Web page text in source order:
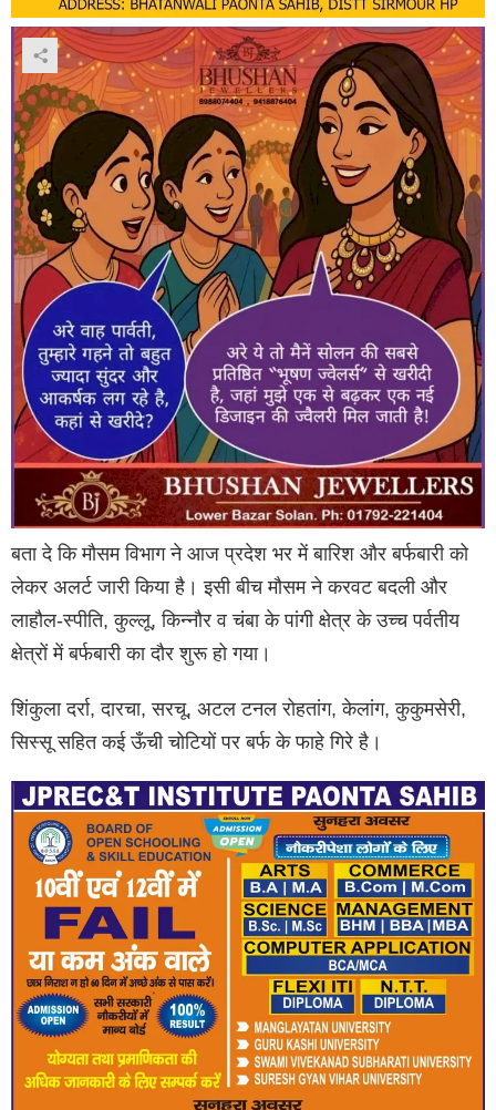
बता दे कि मौसम विभाग ने आज प्रदेश भर में बारिश और बर्फबारी को
लेकर अलर्ट जारी किया है। इसी बीच मौसम ने करवट बदली और
लाहौल-स्पीति, कुल्लू, किन्नौर व चंबा के पांगी क्षेत्र के उच्च पर्वतीय
क्षेत्रों में बर्फबारी का दौर शुरू हो गया।
शिंकुला दर्रा, दारचा, सरचू, अटल टनल रोहतांग, केलांग, कुकुमसेरी,
सिस्सू सहित कई ऊँची चोटियों पर बर्फ के फाहे गिरे है।